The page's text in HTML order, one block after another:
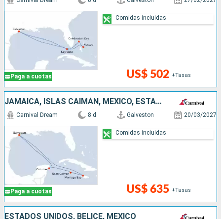
Paga a cuotas US$ 502 +Tasas
Comidas incluidas
JAMAICA, ISLAS CAIMÁN, MÉXICO, ESTADOS UNIDOS
Paga a cuotas
Carnival Dream 8 d Galveston 20/03/2027
US$ 635 +Tasas
Comidas incluidas
ESTADOS UNIDOS, BELICE, MÉXICO